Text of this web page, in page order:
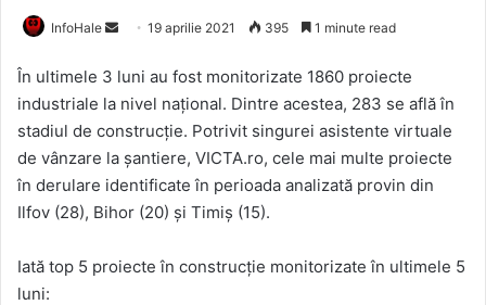
InfoHale
Send
email
19 aprilie 2021 395 1 minute read
În ultimele 3 luni au fost monitorizate 1860 proiecte
industriale la nivel național. Dintre acestea, 283 se află în
stadiul de construcție. Potrivit singurei asistente virtuale
de vânzare la șantiere, VICTA.ro, cele mai multe proiecte
în derulare identificate în perioada analizată provin din
Ilfov (28), Bihor (20) și Timiș (15).
Iată top 5 proiecte în construcție monitorizate în ultimele 5
luni: